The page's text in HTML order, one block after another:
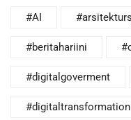
#AI
#beritahariini
#digitalgoverment
#digitaltransformation